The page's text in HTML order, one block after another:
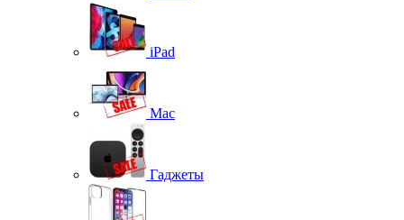
iPad
Mac
Гаджеты